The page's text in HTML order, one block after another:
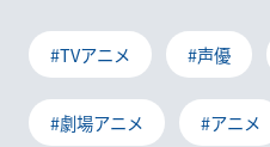
#TVアニメ #声優
#劇場アニメ #アニメ